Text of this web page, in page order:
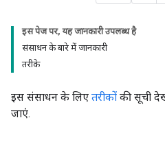
इस पेज पर, यह जानकारी उपलब्ध है
संसाधन के बारे में जानकारी
तरीके
इस संसाधन के लिए तरीकों की सूची
जाएं.